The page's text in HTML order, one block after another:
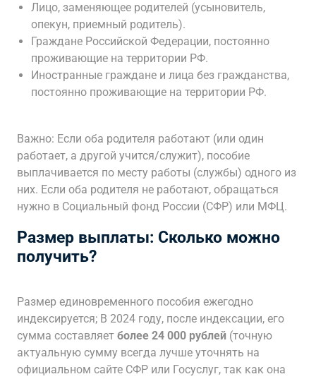
Лицо, заменяющее родителей (усыновитель,
опекун, приемный родитель).
Граждане Российской Федерации, постоянно
проживающие на территории РФ.
Иностранные граждане и лица без гражданства,
постоянно проживающие на территории РФ.
Важно: Если оба родителя работают (или один
работает, а другой учится/служит), пособие
выплачивается по месту работы (службы) одного из
них. Если оба родителя не работают, обращаться
нужно в Социальный фонд России (СФР) или МФЦ.
Размер выплаты: Сколько можно
получить?
Размер единовременного пособия ежегодно
индексируется; В 2024 году, после индексации, его
сумма составляет более 24 000 рублей (точную
актуальную сумму всегда лучше уточнять на
официальном сайте СФР или Госуслуг, так как она